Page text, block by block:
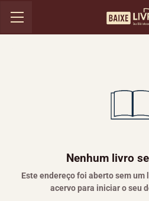
Nenhum livro
Este endereço foi aberto sem
acervo para iniciar o seu